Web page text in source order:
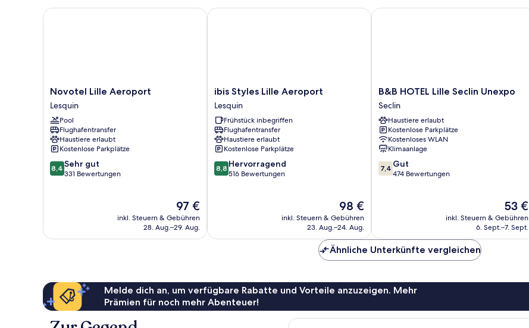
Novotel
Lille
Aeroport
Lesquin
Novotel Lille Aeroport
Lesquin
Pool
Flughafentransfer
Haustiere erlaubt
Kostenlose Parkplätze
8.4
von
8,4 Sehr gut
331 Bewertungen
Der
Preis
beträgt
97 €
inkl. Steuern & Gebühren
28. Aug.–29. Aug.
Novotel Lille Aeroport
ibis
Styles
Lille
Aeroport
Lesquin
ibis Styles Lille Aeroport
Lesquin
Frühstück inbegriffen
Flughafentransfer
Haustiere erlaubt
Kostenlose Parkplätze
8.8
von
8,8 Hervorragend
516 Bewertungen
Der
Preis
beträgt
98 €
inkl. Steuern & Gebühren
23. Aug.–24. Aug.
ibis Styles Lille Aeroport
B&B
HOTEL
Lille
Seclin
Unexpo
Seclin
B&B HOTEL Lille Seclin Unexpo
Seclin
Haustiere erlaubt
Kostenlose Parkplätze
Kostenloses WLAN
Klimaanlage
7.4
von
7,4 Gut
474 Bewertungen
Der
Preis
beträgt
53 €
inkl. Steuern & Gebühren
6. Sept.–7. Sept.
B&B HOTEL Lille Seclin Unexpo
Ähnliche Unterkünfte vergleichen
Melde dich an, um verfügbare Rabatte und Vorteile anzuzeigen. Mehr
Prämien für noch mehr Abenteuer!